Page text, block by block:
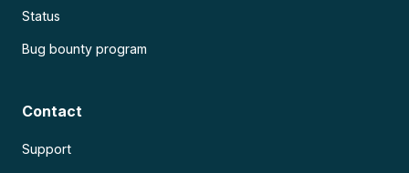
Status
Bug bounty program
Contact
Support